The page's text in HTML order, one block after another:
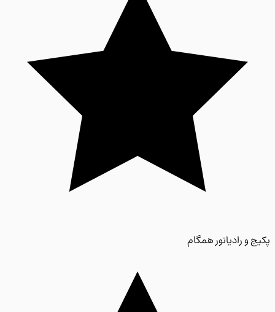
و رادیاتور همگام